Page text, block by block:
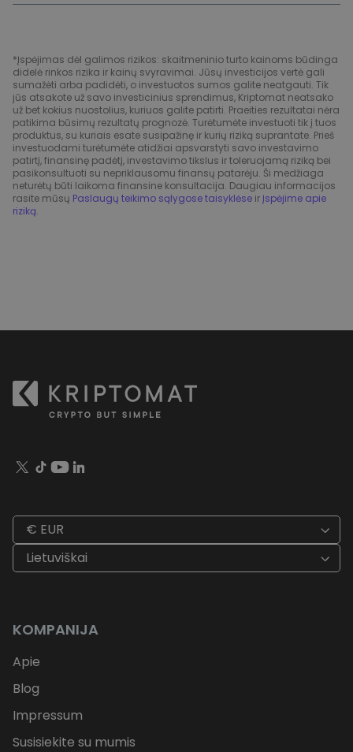
*Įspėjimas dėl galimos rizikos: skaitmeninio turto kainoms būdinga
didelė rinkos rizika ir kainų svyravimai. Jūsų investicijos vertė gali
sumažėti arba padidėti, o investuotos sumos galite neatgauti. Tik
jūs atsakote už savo investicinius sprendimus, Kriptomat neatsako
už bet kokius nuostolius, kuriuos galite patirti. Praeities rezultatai nėra
patikima būsimų rezultatų prognozė. Turėtumėte investuoti tik į tuos
produktus, su kuriais esate susipažinę ir kurių riziką suprantate. Prieš
investuodami turėtumėte atidžiai apsvarstyti savo investavimo
patirtį, finansinę padėtį, investavimo tikslus ir toleruojamą riziką bei
pasikonsultuoti su nepriklausomu finansų patarėju. Ši medžiaga
neturėtų būti laikoma finansine konsultacija. Daugiau informacijos
rasite mūsų Paslaugų teikimo sąlygose taisyklėse ir Įspėjime apie
riziką.
€ EUR
Lietuviškai
KOMPANIJA
Apie
Blog
Impressum
Susisiekite su mumis